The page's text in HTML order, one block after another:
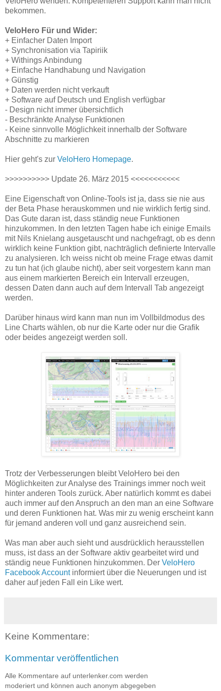
bekommen.
VeloHero Für und Wider:
+ Einfacher Daten Import
+ Synchronisation via Tapiriik
+ Withings Anbindung
+ Einfache Handhabung und Navigation
+ Günstig
+ Daten werden nicht verkauft
+ Software auf Deutsch und English verfügbar
- Design nicht immer übersichtlich
- Beschränkte Analyse Funktionen
- Keine sinnvolle Möglichkeit innerhalb der Software
Abschnitte zu markieren
Hier geht's zur VeloHero Homepage.
>>>>>>>>>> Update 26. März 2015 <<<<<<<<<<<
Eine Eigenschaft von Online-Tools ist ja, dass sie nie aus
der Beta Phase herauskommen und nie wirklich fertig sind.
Das Gute daran ist, dass ständig neue Funktionen
hinzukommen. In den letzten Tagen habe ich einige Emails
mit Nils Knielang ausgetauscht und nachgefragt, ob es denn
wirklich keine Funktion gibt, nachträglich definierte Intervalle
zu analysieren. Ich weiss nicht ob meine Frage etwas damit
zu tun hat (ich glaube nicht), aber seit vorgestern kann man
aus einem markierten Bereich ein Intervall erzeugen,
dessen Daten dann auch auf dem Intervall Tab angezeigt
werden.
Darüber hinaus wird kann man nun im Vollbildmodus des
Line Charts wählen, ob nur die Karte oder nur die Grafik
oder beides angezeigt werden soll.
Trotz der Verbesserungen bleibt VeloHero bei den
Möglichkeiten zur Analyse des Trainings immer noch weit
hinter anderen Tools zurück. Aber natürlich kommt es dabei
auch immer auf den Anspruch an den man an eine Software
und deren Funktionen hat. Was mir zu wenig erscheint kann
für jemand anderen voll und ganz ausreichend sein.
Was man aber auch sieht und ausdrücklich herausstellen
muss, ist dass an der Software aktiv gearbeitet wird und
ständig neue Funktionen hinzukommen. Der VeloHero
Facebook Accountinformiert über die Neuerungen und ist
daher auf jeden Fall ein Like wert.
Keine Kommentare:
Kommentar veröffentlichen
Alle Kommentare auf unterlenker.com werden
moderiert und können auch anonym abgegeben